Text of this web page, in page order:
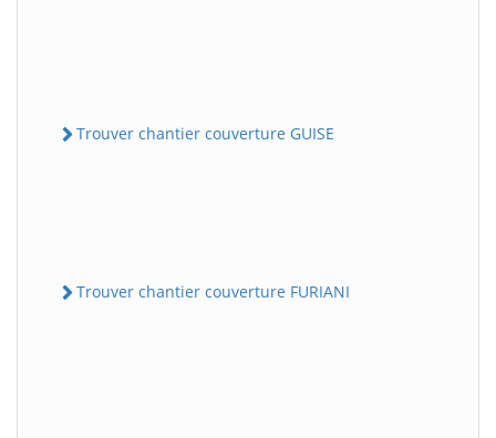
Trouver chantier couverture GUISE
Trouver chantier couverture FURIANI